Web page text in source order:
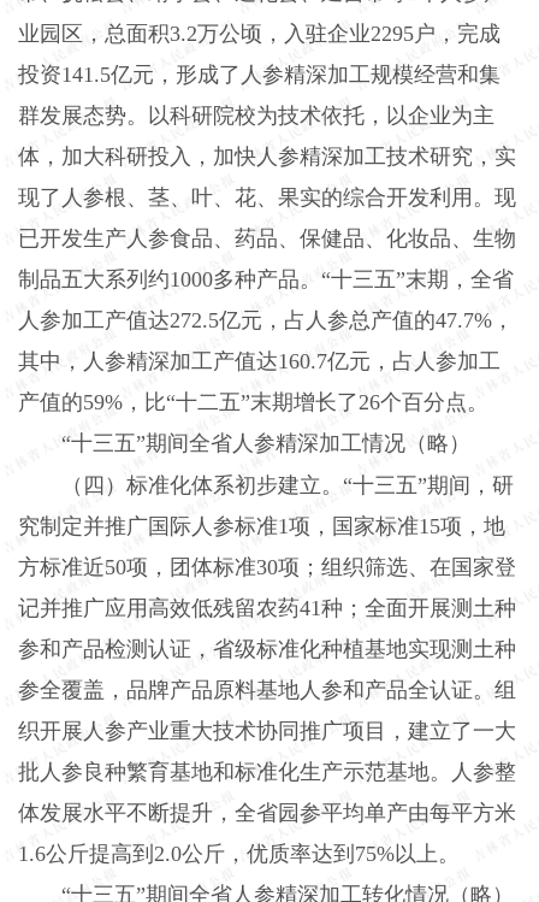
业园区，总面积3.2万公顷，入驻企业2295户，完成
投资141.5亿元，形成了人参精深加工规模经营和集
群发展态势。以科研院校为技术依托，以企业为主
体，加大科研投入，加快人参精深加工技术研究，实
现了人参根、茎、叶、花、果实的综合开发利用。现
已开发生产人参食品、药品、保健品、化妆品、生物
制品五大系列约1000多种产品。“十三五”末期，全省
人参加工产值达272.5亿元，占人参总产值的47.7%，
其中，人参精深加工产值达160.7亿元，占人参加工
产值的59%，比“十二五”末期增长了26个百分点。
“十三五”期间全省人参精深加工情况（略）
（四）标准化体系初步建立。“十三五”期间，研
究制定并推广国际人参标准1项，国家标准15项，地
方标准近50项，团体标准30项；组织筛选、在国家登
记并推广应用高效低残留农药41种；全面开展测土种
参和产品检测认证，省级标准化种植基地实现测土种
参全覆盖，品牌产品原料基地人参和产品全认证。组
织开展人参产业重大技术协同推广项目，建立了一大
批人参良种繁育基地和标准化生产示范基地。人参整
体发展水平不断提升，全省园参平均单产由每平方米
1.6公斤提高到2.0公斤，优质率达到75%以上。
“十三五”期间全省人参精深加工转化情况（略）